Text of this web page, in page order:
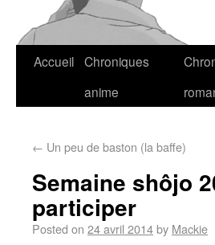
Accueil Chroniques
anime
← Un peu de baston (la baffe)
Semaine shôjo
participer
Posted on 24 avril 2014by Mackie